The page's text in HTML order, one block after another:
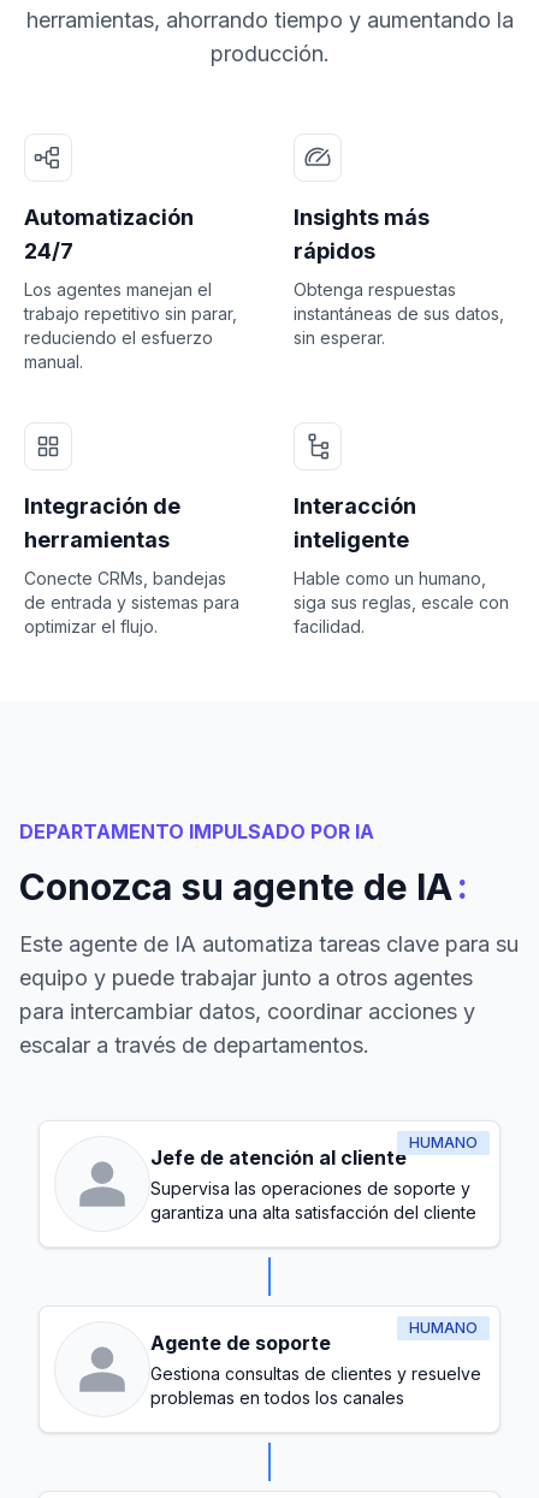
herramientas, ahorrando tiempo y aumentando la
producción.
Automatización
24/7
Los agentes manejan el
trabajo repetitivo sin parar,
reduciendo el esfuerzo
manual.
Insights más
rápidos
Obtenga respuestas
instantáneas de sus datos,
sin esperar.
Integración de
herramientas
Conecte CRMs, bandejas
de entrada y sistemas para
optimizar el flujo.
Interacción
inteligente
Hable como un humano,
siga sus reglas, escale con
facilidad.
DEPARTAMENTO IMPULSADO POR IA
Conozca su agente de IA:
Este agente de IA automatiza tareas clave para su
equipo y puede trabajar junto a otros agentes
para intercambiar datos, coordinar acciones y
escalar a través de departamentos.
HUMANO
Jefe de atención al cliente
Supervisa las operaciones de soporte y
garantiza una alta satisfacción del cliente
HUMANO
Agente de soporte
Gestiona consultas de clientes y resuelve
problemas en todos los canales